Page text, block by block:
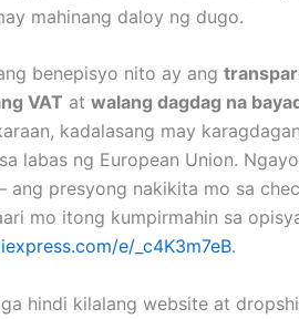
mahinang daloy ng dugo.
benepisyo nito ay ang
VAT at walang dagdag na
kadalasang may
labas ng European Union.
ang presyong nakikita mo sa
mo itong kumpirmahin sa
e/_c4K3m7eB.
hindi kilalang website at